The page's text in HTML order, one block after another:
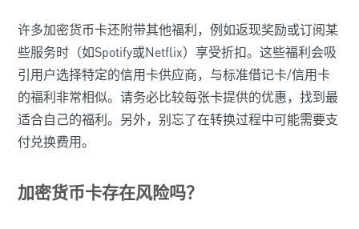
许多加密货币卡还附带其他福利，例如返现奖励或订阅某
些服务时（如Spotify或Netflix）享受折扣。这些福利会吸
引用户选择特定的信用卡供应商，与标准借记卡/信用卡
的福利非常相似。请务必比较每张卡提供的优惠，找到最
适合自己的福利。另外，别忘了在转换过程中可能需要支
付兑换费用。
加密货币卡存在风险吗？